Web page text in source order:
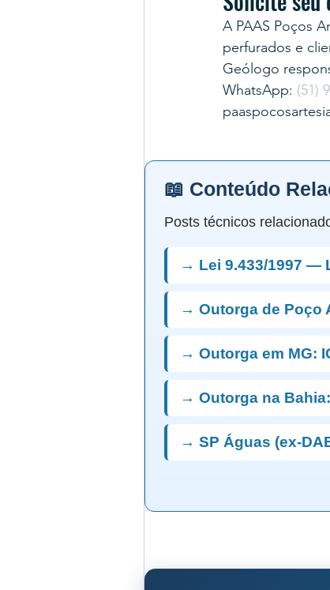
A PAAS Poços
perfurados e
Geólogo
WhatsApp: (51)
📖 Conteúdo
Posts técnicos
→ Lei 9.433/1997 —
→ Outorga de Poço
→ Outorga em MG:
→ Outorga na
→ SP Águas (ex-